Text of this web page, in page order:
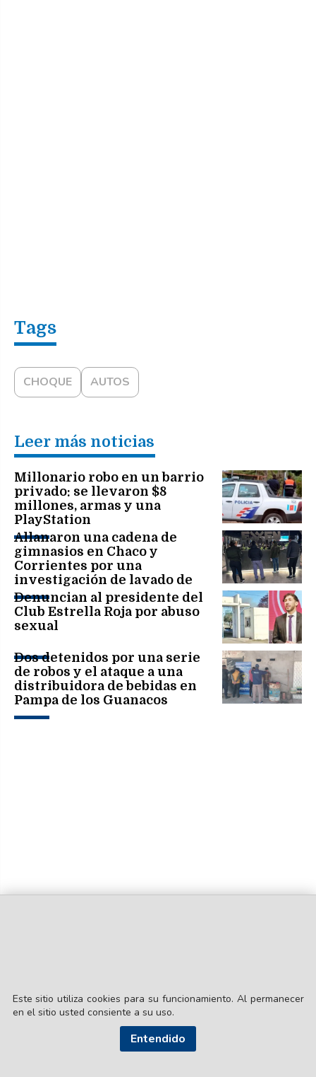
CHOQUE AUTOS
Leer más noticias
Millonario robo en un barrio
privado: se llevaron $8
millones, armas y una
PlayStation
Allanaron una cadena de
gimnasios en Chaco y
Corrientes por una
investigación de lavado de
activos
Denuncian al presidente del
Club Estrella Roja por abuso
sexual
Dos detenidos por una serie
de robos y el ataque a una
distribuidora de bebidas en
Pampa de los Guanacos
Director Editorial: Lic. Gustavo Eduardo Ick
Santiago del Estero / República Argentina
Este sitio utiliza cookies para su funcionamiento. Al permanecer
en el sitio usted consiente a su uso.
Entendido